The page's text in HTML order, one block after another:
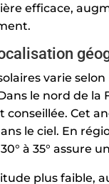
efficace,
varie
le nord de la
conseillée. Cet
le ciel. En
à 35° assure
plus faible,